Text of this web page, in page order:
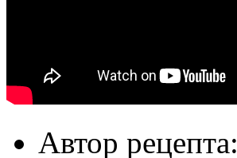
Автор рецепта: